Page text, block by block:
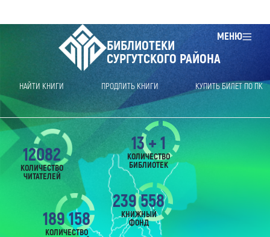
МЕНЮ
БИБЛИОТЕКИ
СУРГУТСКОГО РАЙОНА
НАЙТИ КНИГИ ПРОДЛИТЬ КНИГИ КУПИТЬ БИЛЕТ ПО ПК
12082
КОЛИЧЕСТВО
ЧИТАТЕЛЕЙ
189 158
КОЛИЧЕСТВО
239 558
КНИЖНЫЙ
ФОНД
13 + 1
КОЛИЧЕСТВО
БИБЛИОТЕК